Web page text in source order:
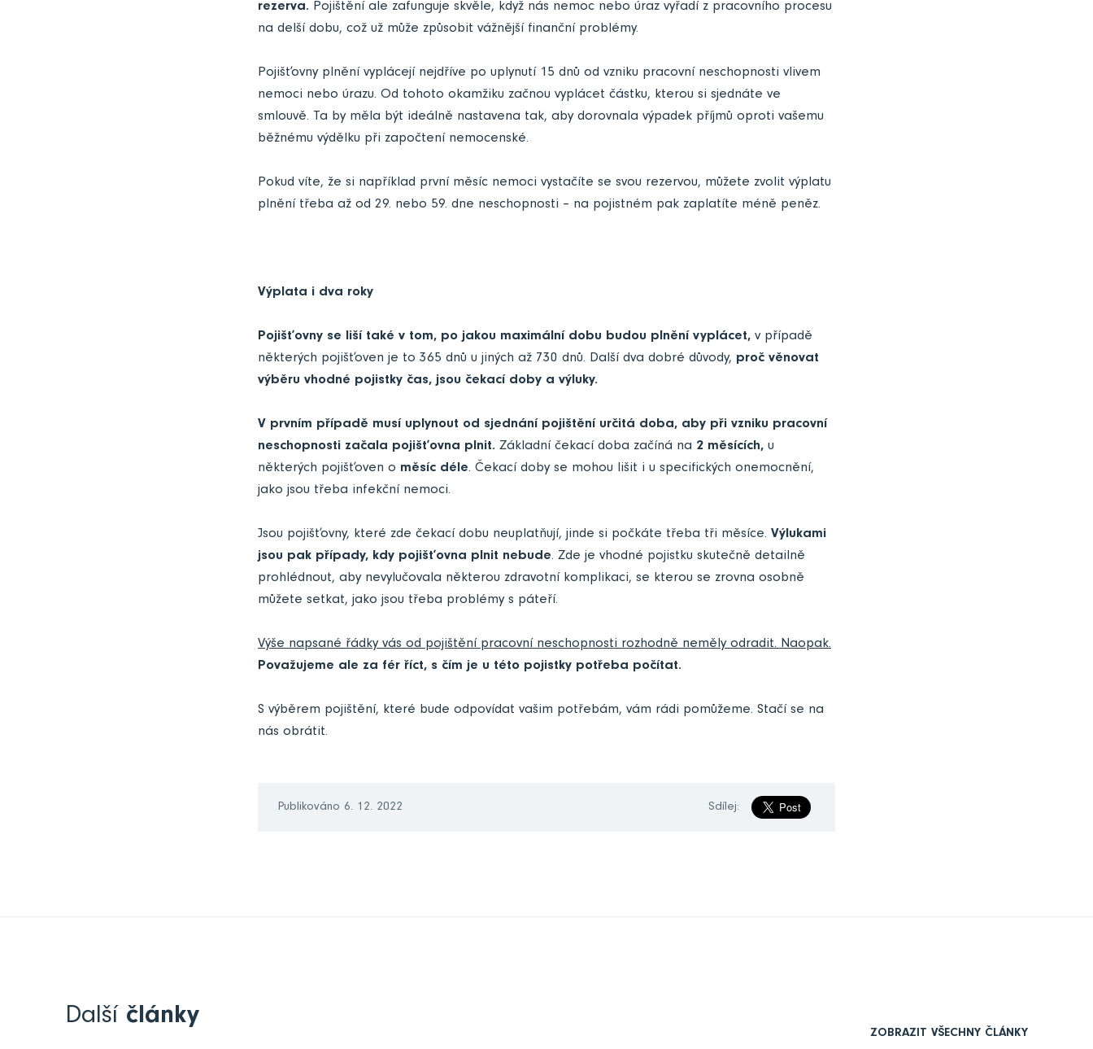
rezerva. Pojištění ale zafunguje skvěle, když nás nemoc nebo úraz vyřadí z pracovního procesu
na delší dobu, což už může způsobit vážnější finanční problémy.
Pojišťovny plnění vyplácejí nejdříve po uplynutí 15 dnů od vzniku pracovní neschopnosti vlivem
nemoci nebo úrazu. Od tohoto okamžiku začnou vyplácet částku, kterou si sjednáte ve
smlouvě. Ta by měla být ideálně nastavena tak, aby dorovnala výpadek příjmů oproti vašemu
běžnému výdělku při započtení nemocenské.
Pokud víte, že si například první měsíc nemoci vystačíte se svou rezervou, můžete zvolit výplatu
plnění třeba až od 29. nebo 59. dne neschopnosti – na pojistném pak zaplatíte méně peněz.
Výplata i dva roky
Pojišťovny se liší také v tom, po jakou maximální dobu budou plnění vyplácet, v případě
některých pojišťoven je to 365 dnů u jiných až 730 dnů. Další dva dobré důvody, proč věnovat
výběru vhodné pojistky čas, jsou čekací doby a výluky.
V prvním případě musí uplynout od sjednání pojištění určitá doba, aby při vzniku pracovní
neschopnosti začala pojišťovna plnit. Základní čekací doba začíná na 2 měsících, u
některých pojišťoven o měsíc déle. Čekací doby se mohou lišit i u specifických onemocnění,
jako jsou třeba infekční nemoci.
Jsou pojišťovny, které zde čekací dobu neuplatňují, jinde si počkáte třeba tři měsíce. Výlukami
jsou pak případy, kdy pojišťovna plnit nebude. Zde je vhodné pojistku skutečně detailně
prohlédnout, aby nevylučovala některou zdravotní komplikaci, se kterou se zrovna osobně
můžete setkat, jako jsou třeba problémy s páteří.
Výše napsané řádky vás od pojištění pracovní neschopnosti rozhodně neměly odradit. Naopak.
Považujeme ale za fér říct, s čím je u této pojistky potřeba počítat.
S výběrem pojištění, které bude odpovídat vašim potřebám, vám rádi pomůžeme. Stačí se na
nás obrátit.
Publikováno 6. 12. 2022 Sdílej:
Další články
ZOBRAZIT VŠECHNY ČLÁNKY